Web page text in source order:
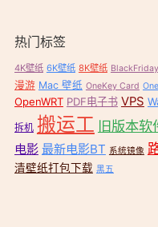
热门标签
4K壁纸 6K壁纸 8K壁纸 BlackFriday
漫游 Mac 壁纸 OneKey Card
OpenWRT PDF电子书 VPS
拆机 搬运工 旧版本软
电影 最新电影BT 系统镜像
清壁纸打包下载 黑五